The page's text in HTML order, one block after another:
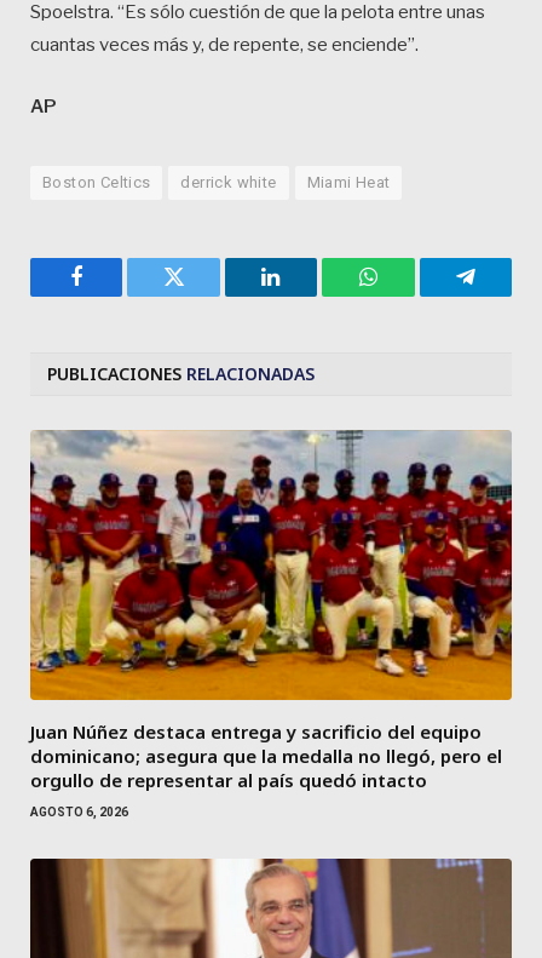
Spoelstra. “Es sólo cuestión de que la pelota entre unas
cuantas veces más y, de repente, se enciende”.
AP
Boston Celtics derrick white Miami Heat
Facebook Twitter LinkedIn WhatsApp
PUBLICACIONES RELACIONADAS
Juan Núñez destaca entrega y sacrificio del equipo
dominicano; asegura que la medalla no llegó, pero el
orgullo de representar al país quedó intacto
AGOSTO 6, 2026